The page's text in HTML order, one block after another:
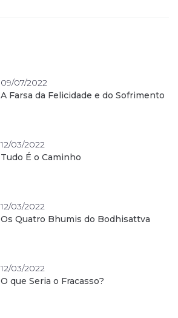
09/07/2022
A Farsa da Felicidade e do Sofrimento
12/03/2022
Tudo É o Caminho
12/03/2022
Os Quatro Bhumis do Bodhisattva
12/03/2022
O que Seria o Fracasso?